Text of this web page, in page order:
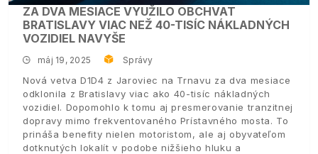
ZA DVA MESIACE VYUŽILO OBCHVAT
BRATISLAVY VIAC NEŽ 40-TISÍC NÁKLADNÝCH
VOZIDIEL NAVYŠE
máj 19, 2025 Správy
Nová vetva D1D4 z Jaroviec na Trnavu za dva mesiace
odklonila z Bratislavy viac ako 40-tisíc nákladných
vozidiel. Dopomohlo k tomu aj presmerovanie tranzitnej
dopravy mimo frekventovaného Prístavného mosta. To
prináša benefity nielen motoristom, ale aj obyvateľom
dotknutých lokalít v podobe nižšieho hluku a